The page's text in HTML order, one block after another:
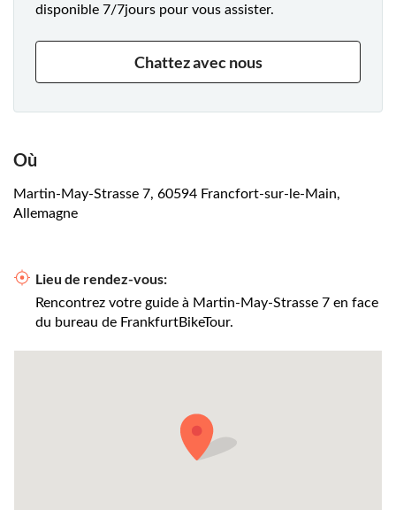
disponible 7/7jours pour vous assister.
Chattez avec nous
Où
Martin-May-Strasse 7, 60594 Francfort-sur-le-Main,
Allemagne
Lieu de rendez-vous:
Rencontrez votre guide à Martin-May-Strasse 7 en face
du bureau de FrankfurtBikeTour.